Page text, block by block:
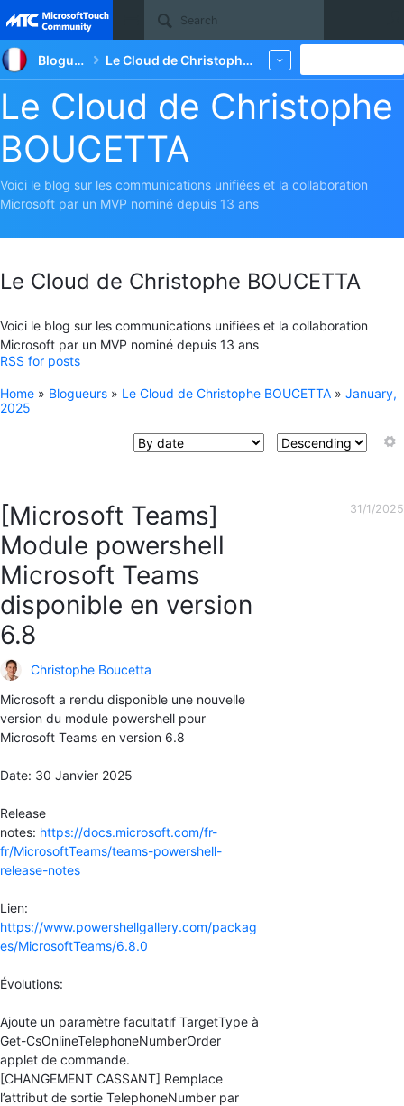
Site
Blogueurs Le Cloud de Christophe BOUCETTA
Le Cloud de Christophe
BOUCETTA
Voici le blog sur les communications unifiées et la collaboration
Microsoft par un MVP nominé depuis 13 ans
Le Cloud de Christophe BOUCETTA
Voici le blog sur les communications unifiées et la collaboration
Microsoft par un MVP nominé depuis 13 ans
RSS for posts
Home » Blogueurs » Le Cloud de Christophe BOUCETTA » January,
2025
[Microsoft Teams]
Module powershell
Microsoft Teams
disponible en version
6.8
Christophe Boucetta
Microsoft a rendu disponible une nouvelle
version du module powershell pour
Microsoft Teams en version 6.8
Date: 30 Janvier 2025
Release
notes: https://docs.microsoft.com/fr-
fr/MicrosoftTeams/teams-powershell-
release-notes
Lien:
https://www.powershellgallery.com/packag
es/MicrosoftTeams/6.8.0
Évolutions:
Ajoute un paramètre facultatif TargetType à
Get-CsOnlineTelephoneNumberOrder
applet de commande.
[CHANGEMENT CASSANT] Remplace
l’attribut de sortie TelephoneNumber par
31/1/2025